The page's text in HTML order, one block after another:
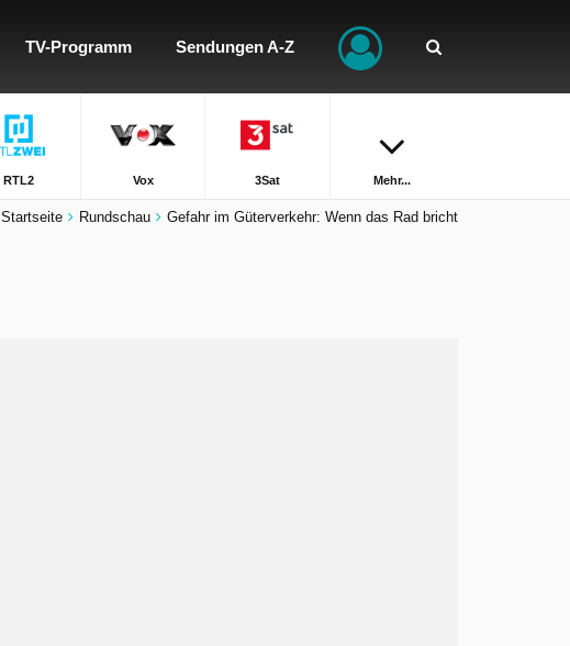
TV-Programm Sendungen A-Z
RTL2 Vox 3Sat Mehr...
Startseite Rundschau Gefahr im Güterverkehr: Wenn das Rad bricht